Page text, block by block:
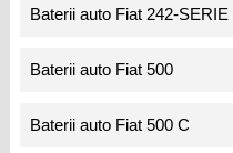
Baterii auto Fiat 242-
Baterii auto Fiat 500
Baterii auto Fiat 500 C